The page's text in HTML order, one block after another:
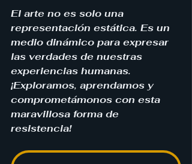
El arte no es solo una
representación estática. Es un
medio dinámico para expresar
las verdades de nuestras
experiencias humanas.
¡Exploramos, aprendamos y
comprometámonos con esta
maravillosa forma de
resistencia!